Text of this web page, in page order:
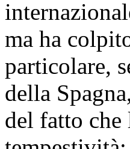
ma ha
particolare,
della
del fatto che